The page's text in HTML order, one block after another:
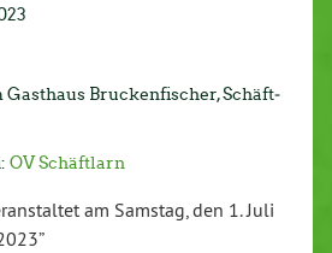
Bru­cken­fi­scher, Schäft­
OV Schäft­larn
am Samstag, den 1. Juli